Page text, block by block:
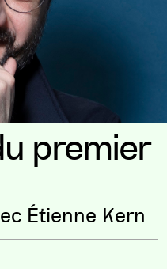
premier
Étienne Kern